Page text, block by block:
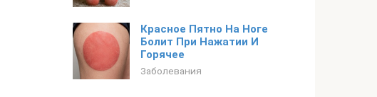
Красное Пятно На Ноге
Болит При Нажатии И
Горячее
Заболевания